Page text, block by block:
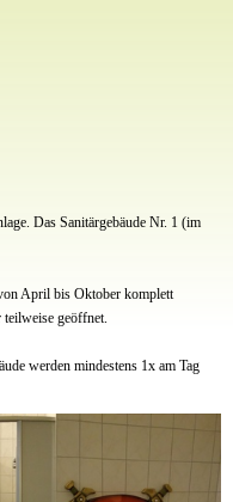
Das Sanitärgebäude Nr. 1 (im
April bis Oktober komplett
geöffnet.
werden mindestens 1x am Tag